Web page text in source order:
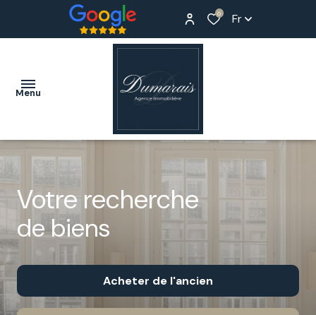
0 Fr
Menu
ACCUEIL
ACHETER
LOUER
ESTIMER
NOTRE
Votre recherche
de biens
Acheter de l'ancien